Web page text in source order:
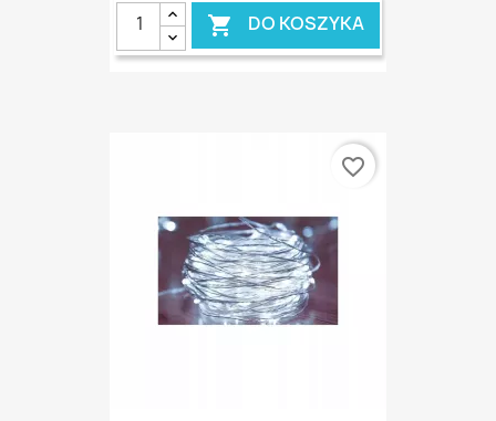
 DO KOSZYKA
favorite_border